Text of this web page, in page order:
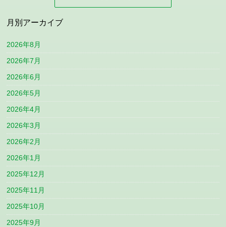
月別アーカイブ
2026年8月
2026年7月
2026年6月
2026年5月
2026年4月
2026年3月
2026年2月
2026年1月
2025年12月
2025年11月
2025年10月
2025年9月